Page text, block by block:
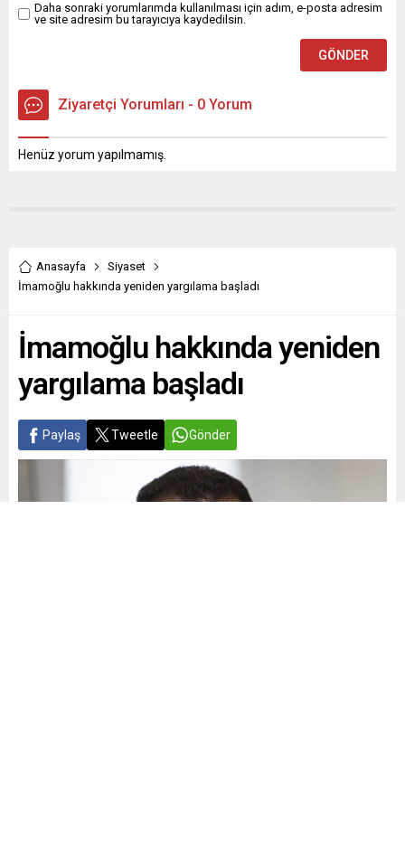
Daha sonraki yorumlarımda kullanılması için adım, e-posta adresim
ve site adresim bu tarayıcıya kaydedilsin.
Ziyaretçi Yorumları - 0 Yorum
Henüz yorum yapılmamış.
Anasayfa
Siyaset
İmamoğlu hakkında yeniden yargılama başladı
İmamoğlu hakkında yeniden
yargılama başladı
Paylaş Tweetle Gönder